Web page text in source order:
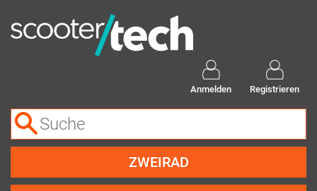
Anmelden Registrieren
ZWEIRAD